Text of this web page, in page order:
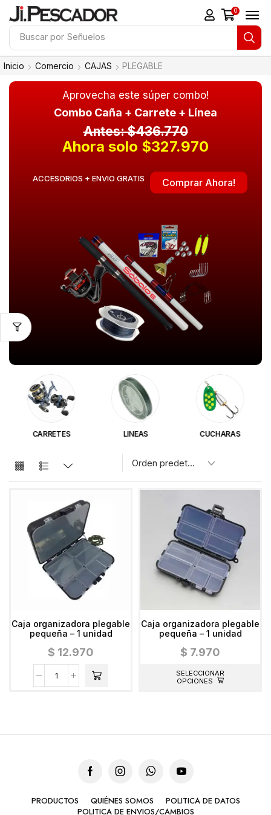
Buscar por Señuelos
0
Inicio Comercio CAJAS PLEGABLE
Aprovecha este súper combo!
Combo Caña + Carrete + Línea
Antes: $436.770
Ahora solo $327.970
ACCESORIOS + ENVIO GRATIS Comprar Ahora!
CARRETES LINEAS CUCHARAS
Caja organizadora plegable
pequeña – 1 unidad
$ 12.970
Caja organizadora plegable
pequeña – 1 unidad
$ 7.970
SELECCIONAR
OPCIONES
PRODUCTOS QUIÉNES SOMOS
POLITICA DE DATOS
POLITICA DE ENVIOS/CAMBIOS